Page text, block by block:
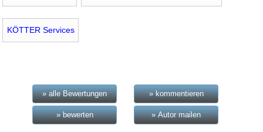
KÖTTER Services
» alle Bewertungen » kommentieren
» bewerten » Autor mailen